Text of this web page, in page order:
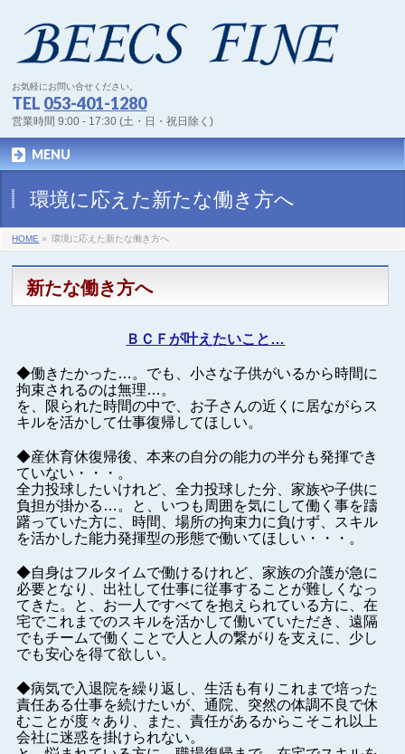
お気軽にお問い合せください。
TEL 053-401-1280
営業時間 9:00 - 17:30 (土・日・祝日除く)
MENU
環境に応えた新たな働き方へ
HOME » 環境に応えた新たな働き方へ
新たな働き方へ
ＢＣＦが叶えたいこと…
◆働きたかった…。でも、小さな子供がいるから時間に
拘束されるのは無理…。
を、限られた時間の中で、お子さんの近くに居ながらス
キルを活かして仕事復帰してほしい。
◆産休育休復帰後、本来の自分の能力の半分も発揮でき
ていない・・・。
全力投球したいけれど、全力投球した分、家族や子供に
負担が掛かる…。と、いつも周囲を気にして働く事を躊
躇っていた方に、時間、場所の拘束力に負けず、スキル
を活かした能力発揮型の形態で働いてほしい・・・。
◆自身はフルタイムで働けるけれど、家族の介護が急に
必要となり、出社して仕事に従事することが難しくなっ
てきた。と、お一人ですべてを抱えられている方に、在
宅でこれまでのスキルを活かして働いていただき、遠隔
でもチームで働くことで人と人の繋がりを支えに、少し
でも安心を得て欲しい。
◆病気で入退院を繰り返し、生活も有りこれまで培った
責任ある仕事を続けたいが、通院、突然の体調不良で休
むことが度々あり、また、責任があるからこそこれ以上
会社に迷惑を掛けられない。